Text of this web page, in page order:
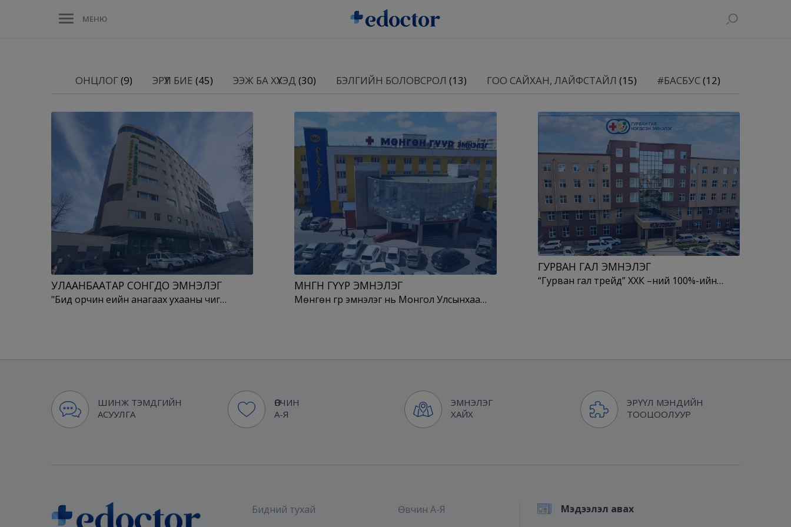
МЕНЮ
ОНЦЛОГ(9) ЭРҮҮЛ БИЕ (45) ЭЭЖ БА ХҮҮХЭД (30) БЭЛГИЙН БОЛОВСРОЛ (13) ГОО САЙХАН, ЛАЙФСТАЙЛ (15) #БАСБУС(12)
УЛААНБААТАР СОНГДО ЭМНЭЛЭГ
"Бид орчин үеийн анагаах ухааны чиг…
МӨНГӨН ГҮҮР ЭМНЭЛЭГ
Мөнгөн гүүр эмнэлэг нь Монгол Улсынхаа…
ГУРВАН ГАЛ ЭМНЭЛЭГ
“Гурван гал трейд” ХХК –ний 100%-ийн…
ШИНЖ ТЭМДГИЙН
АСУУЛГА
ӨВЧИН
А-Я
ЭМНЭЛЭГ
ХАЙХ
ЭРҮҮЛ МЭНДИЙН
ТООЦООЛУУР
Бидний тухай Өвчин А-Я Мэдээлэл авах